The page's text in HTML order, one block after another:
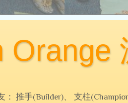
Orange
： 推手(Builder)、 支柱